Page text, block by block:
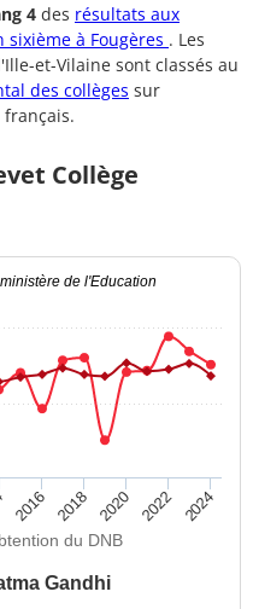
4 des résultats aux
à Fougères . Les
et-Vilaine sont classés au
des collèges sur
Collège
du DNB
de l'Education
Gandhi
2016 2018 2020 2022 2024